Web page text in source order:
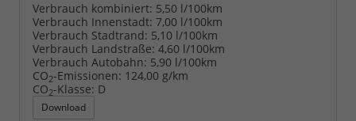
Verbrauch kombiniert: 5,50 l/100km
Verbrauch Innenstadt: 7,00 l/100km
Verbrauch Stadtrand: 5,10 l/100km
Verbrauch Landstraße: 4,60 l/100km
Verbrauch Autobahn: 5,90 l/100km
CO2-Emissionen: 124,00 g/km
CO2-Klasse: D
Download